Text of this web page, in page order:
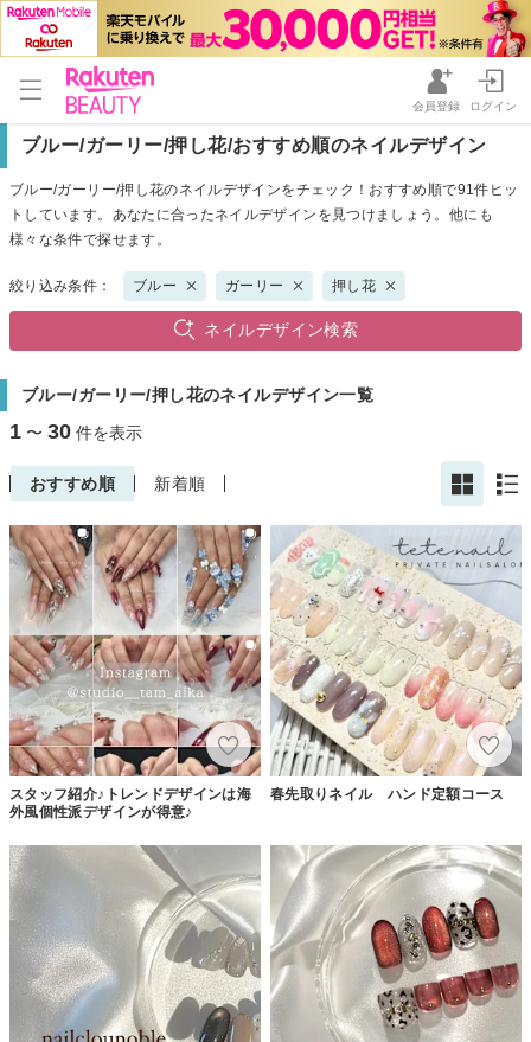
会員登録 ログイン
ブルー/ガーリー/押し花/おすすめ順のネイルデザイン
ブルー/ガーリー/押し花のネイルデザインをチェック！おすすめ順で91件ヒッ
トしています。あなたに合ったネイルデザインを見つけましょう。他にも
様々な条件で探せます。
絞り込み条件： ブルー ガーリー 押し花
ネイルデザイン検索
ブルー/ガーリー/押し花のネイルデザイン一覧
1 〜 30 件を表示
おすすめ順 新着順
スタッフ紹介♪トレンドデザインは海
外風個性派デザインが得意♪
春先取りネイル ハンド定額コース